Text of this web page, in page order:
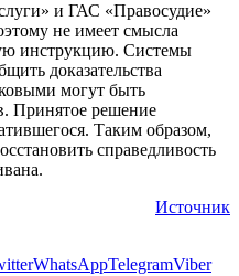
и ГАС «Правосудие»
не имеет смысла
инструкцию. Системы
доказательства
могут быть
Принятое решение
Таким образом,
справедливость
Источник
WhatsAppTelegramViber